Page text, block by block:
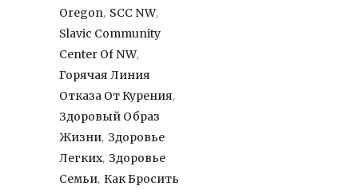
Oregon, SCC NW,
Slavic Community
Center Of NW,
Горячая Линия
Отказа От Курения,
Здоровый Образ
Жизни, Здоровье
Легких, Здоровье
Семьи, Как Бросить